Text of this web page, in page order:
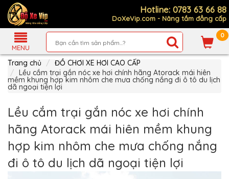
Hotline: 0783 63 66 88
DoXeVip.com - Nâng tầm đẳng cấp
MENU
0
Giới
Thiệu
Sản
Phẩm
Hướng
Mua
Hàng
Chính
Sách
Thanh
Toán
Trang chủ
ĐỒ CHƠI XE HƠI CAO CẤP
Lều cắm trại gắn nóc xe hơi chính hãng Atorack mái hiên
mềm khung hợp kim nhôm che mưa chống nắng đi ô tô du lịch
dã ngoại tiện lợi
Lều cắm trại gắn nóc xe hơi chính
hãng Atorack mái hiên mềm khung
hợp kim nhôm che mưa chống nắng
đi ô tô du lịch dã ngoại tiện lợi